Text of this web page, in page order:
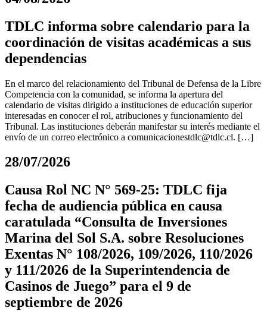
TDLC informa sobre calendario para la
coordinación de visitas académicas a sus
dependencias
En el marco del relacionamiento del Tribunal de Defensa de la Libre
Competencia con la comunidad, se informa la apertura del
calendario de visitas dirigido a instituciones de educación superior
interesadas en conocer el rol, atribuciones y funcionamiento del
Tribunal. Las instituciones deberán manifestar su interés mediante el
envío de un correo electrónico a comunicacionestdlc@tdlc.cl. […]
28/07/2026
Causa Rol NC N° 569-25: TDLC fija
fecha de audiencia pública en causa
caratulada “Consulta de Inversiones
Marina del Sol S.A. sobre Resoluciones
Exentas N° 108/2026, 109/2026, 110/2026
y 111/2026 de la Superintendencia de
Casinos de Juego” para el 9 de
septiembre de 2026